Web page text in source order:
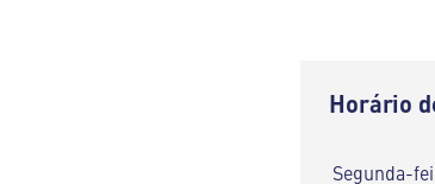
Horário
Segunda-